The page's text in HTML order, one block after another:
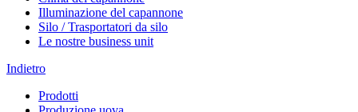
Illuminazione del capannone
Silo / Trasportatori da silo
Le nostre business unit
Indietro
Prodotti